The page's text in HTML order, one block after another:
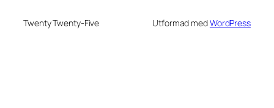
Twenty Twenty-Five Utformad medWordPress